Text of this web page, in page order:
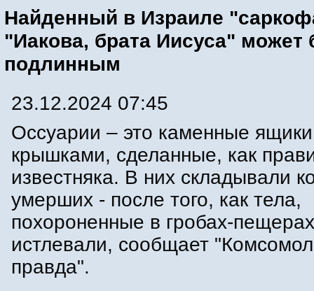
Найденный в Израиле
"Иакова, брата Иисуса" может
подлинным
23.12.2024 07:45
Оссуарии – это каменные
крышками, сделанные, как
известняка. В них складывали
умерших - после того, как тела,
похороненные в гробах-
истлевали, сообщает
правда".